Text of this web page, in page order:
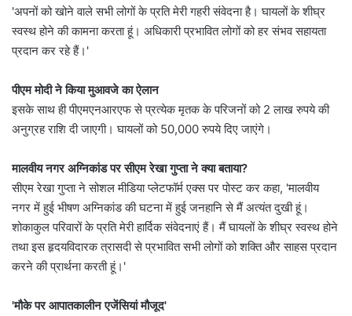
'अपनों को खोने वाले सभी लोगों के प्रति मेरी गहरी संवेदना है। घायलों के शीघ्र
स्वस्थ होने की कामना करता हूं। अधिकारी प्रभावित लोगों को हर संभव सहायता
प्रदान कर रहे हैं।'
पीएम मोदी ने किया मुआवजे का ऐलान
इसके साथ ही पीएमएनआरएफ से प्रत्येक मृतक के परिजनों को 2 लाख रुपये की
अनुग्रह राशि दी जाएगी। घायलों को 50,000 रुपये दिए जाएंगे।
मालवीय नगर अग्निकांड पर सीएम रेखा गुप्ता ने क्या बताया?
सीएम रेखा गुप्ता ने सोशल मीडिया प्लेटफॉर्म एक्स पर पोस्ट कर कहा, 'मालवीय
नगर में हुई भीषण अग्निकांड की घटना में हुई जनहानि से मैं अत्यंत दुखी हूं।
शोकाकुल परिवारों के प्रति मेरी हार्दिक संवेदनाएं हैं। मैं घायलों के शीघ्र स्वस्थ होने
तथा इस हृदयविदारक त्रासदी से प्रभावित सभी लोगों को शक्ति और साहस प्रदान
करने की प्रार्थना करती हूं।'
'मौके पर आपातकालीन एजेंसियां मौजूद'